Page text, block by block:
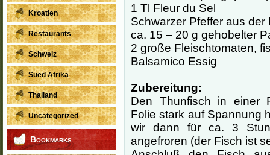
Kroatien
Restaurants
Schweiz
Sued Afrika
Thailand
Uncategorized
Bookmarks
1 Tl Fleur du Sel
Schwarzer Pfeffer aus der
ca. 15 – 20 g gehobelter
2 große Fleischtomaten,
Balsamico Essig
Zubereitung:
Den Thunfisch in einer
Folie stark auf Spannung
wir dann für ca. 3
angefroren (der Fisch ist